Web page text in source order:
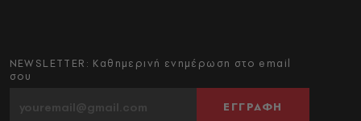
NEWSLETTER: Καθημερινή ενημέρωση στο email
σου
ΕΓΓΡΑΦΗ